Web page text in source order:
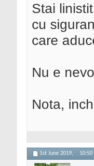
Stai
cu
care
Nu e
Nota,
1st June 2019, 10:50